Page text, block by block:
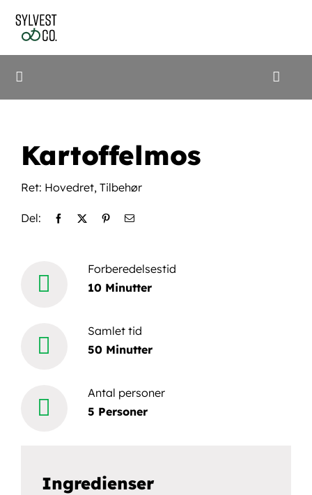
Toggle
Frinox
Opskrifter
Book en demo
Kartoffelmos
Ret: Hovedret, Tilbehør
Del:
Forberedelsestid
10 Minutter
Samlet tid
50 Minutter
Antal personer
5 Personer
Ingredienser